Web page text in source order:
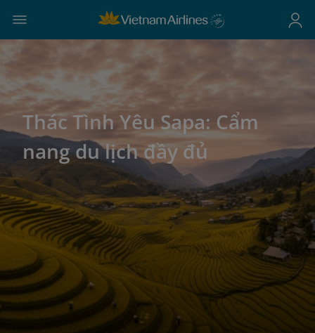
Thác Tình Yêu Sapa: Cẩm
nang du lịch đầy đủ